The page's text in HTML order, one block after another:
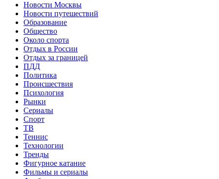
Новости Москвы
Новости путешествий
Образование
Общество
Около спорта
Отдых в России
Отдых за границей
ПДД
Политика
Происшествия
Психология
Рынки
Сериалы
Спорт
ТВ
Теннис
Технологии
Тренды
Фигурное катание
Фильмы и сериалы